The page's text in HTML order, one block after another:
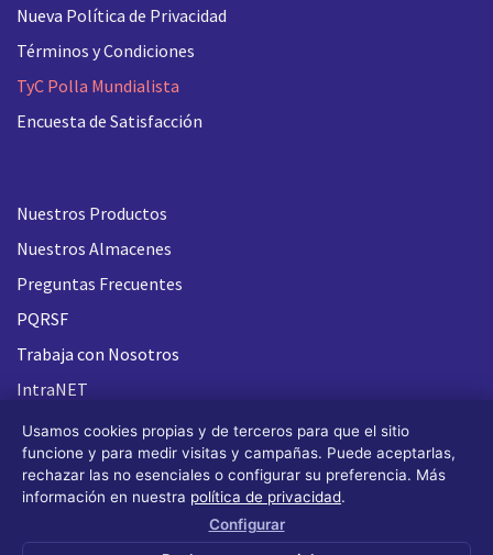
Nueva Política de Privacidad
Términos y Condiciones
TyC Polla Mundialista
Encuesta de Satisfacción
Nuestros Productos
Nuestros Almacenes
Preguntas Frecuentes
PQRSF
Trabaja con Nosotros
IntraNET
Usamos cookies propias y de terceros para que el sitio
funcione y para medir visitas y campañas. Puede aceptarlas,
rechazar las no esenciales o configurar su preferencia. Más
información en nuestra política de privacidad.
Configurar